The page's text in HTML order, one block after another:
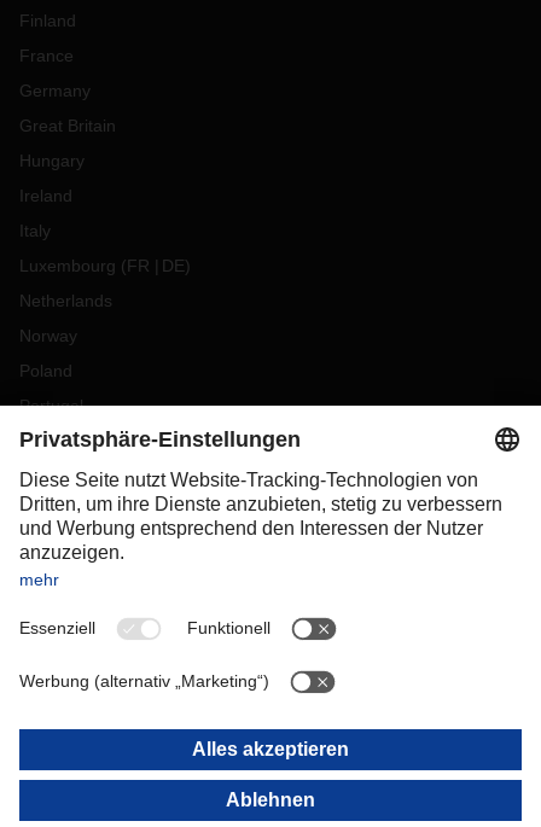
Finland
France
Germany
Great Britain
Hungary
Ireland
Italy
Luxembourg (FR DE)
Netherlands
Norway
Poland
Portugal
Romania
Slovakia
Spain
Sweden
Switzerland
OCEANIA